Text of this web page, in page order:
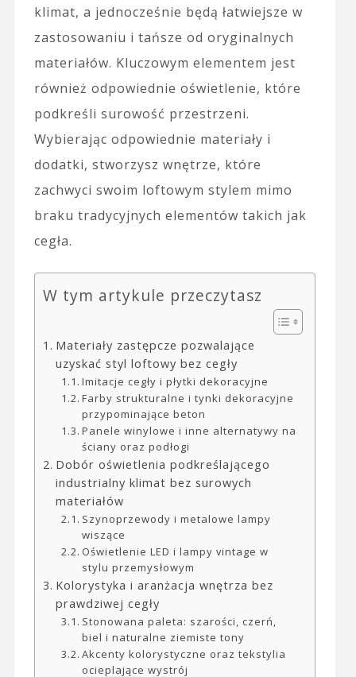
klimat, a jednocześnie będą łatwiejsze w
zastosowaniu i tańsze od oryginalnych
materiałów. Kluczowym elementem jest
również odpowiednie oświetlenie, które
podkreśli surowość przestrzeni.
Wybierając odpowiednie materiały i
dodatki, stworzysz wnętrze, które
zachwyci swoim loftowym stylem mimo
braku tradycyjnych elementów takich jak
cegła.
W tym artykule przeczytasz
Materiały zastępcze pozwalające
uzyskać styl loftowy bez cegły
Imitacje cegły i płytki dekoracyjne
Farby strukturalne i tynki dekoracyjne
przypominające beton
Panele winylowe i inne alternatywy na
ściany oraz podłogi
Dobór oświetlenia podkreślającego
industrialny klimat bez surowych
materiałów
Szynoprzewody i metalowe lampy
wiszące
Oświetlenie LED i lampy vintage w
stylu przemysłowym
Kolorystyka i aranżacja wnętrza bez
prawdziwej cegły
Stonowana paleta: szarości, czerń,
biel i naturalne ziemiste tony
Akcenty kolorystyczne oraz tekstylia
ocieplające wystrój